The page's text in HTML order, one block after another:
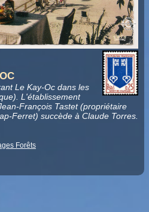
Le Kay-Oc dans les
L'établissement
François Tastet (propriétaire
Ferret) succède à Claude Torres.
Forêts